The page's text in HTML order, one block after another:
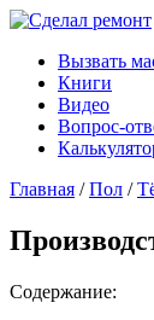
Вызвать
Книги
Видео
Вопрос-
Главная /Пол /
Содержание: